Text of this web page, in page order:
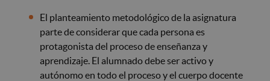
El planteamiento metodológico de la asignatura
parte de considerar que cada persona es
protagonista del proceso de enseñanza y
aprendizaje. El alumnado debe ser activo y
autónomo en todo el proceso y el cuerpo docente